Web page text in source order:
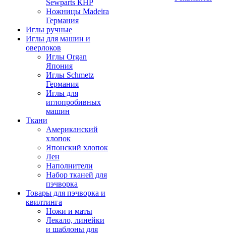
Sewparts КНР
Ножницы Madeira
Германия
Иглы ручные
Иглы для машин и
оверлоков
Иглы Organ
Япония
Иглы Schmetz
Германия
Иглы для
иглопробивных
машин
Ткани
Американский
хлопок
Японский хлопок
Лен
Наполнители
Набор тканей для
пэчворка
Товары для пэчворка и
квилтинга
Ножи и маты
Лекало, линейки
и шаблоны для